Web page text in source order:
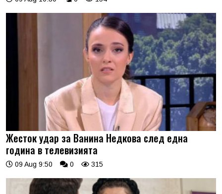
Жесток удар за Ванина Недкова след една
година в телевизията
09 Aug 9:50 0 315